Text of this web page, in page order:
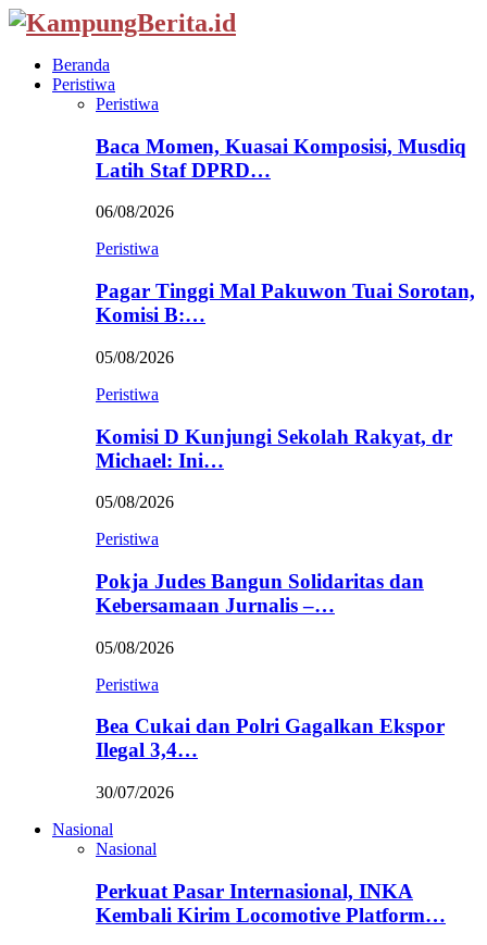
Beranda
Peristiwa
Peristiwa
Baca Momen, Kuasai Komposisi, Musdiq
Latih Staf DPRD…
06/08/2026
Peristiwa
Pagar Tinggi Mal Pakuwon Tuai Sorotan,
Komisi B:…
05/08/2026
Peristiwa
Komisi D Kunjungi Sekolah Rakyat, dr
Michael: Ini…
05/08/2026
Peristiwa
Pokja Judes Bangun Solidaritas dan
Kebersamaan Jurnalis –…
05/08/2026
Peristiwa
Bea Cukai dan Polri Gagalkan Ekspor
Ilegal 3,4…
30/07/2026
Nasional
Nasional
Perkuat Pasar Internasional, INKA
Kembali Kirim Locomotive Platform…